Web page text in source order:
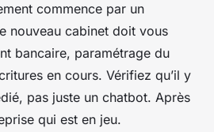
commence par un
nouveau cabinet doit vous
bancaire, paramétrage du
en cours. Vérifiez qu’il y
pas juste un chatbot. Après
qui est en jeu.